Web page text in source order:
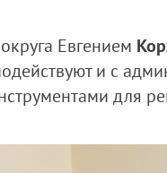
Евгением
и с
для